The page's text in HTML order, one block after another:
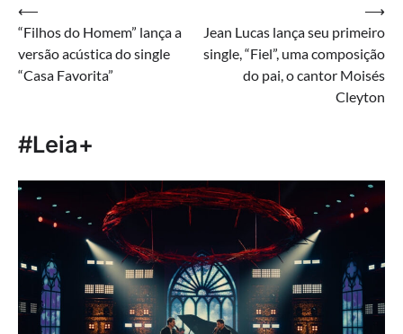
Navegação
de
Post
⟵
“Filhos do Homem” lança a
versão acústica do single
“Casa Favorita”
Jean Lucas lança seu primeiro
single, “Fiel”, uma composição
do pai, o cantor Moisés
Cleyton
⟶
#Leia+